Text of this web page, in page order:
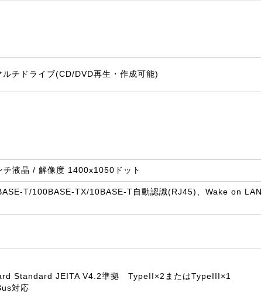
ルチドライブ(CD/DVD再生・作成可能)
チ液晶 / 解像度 1400x1050ドット
T/100BASE-TX/10BASE-T自動認識(RJ45)、Wake on LAN
Standard JEITA V4.2準拠 TypeII×2またはTypeIII×1
対応